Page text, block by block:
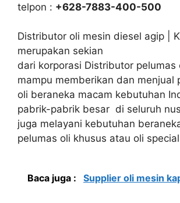
telpon : +628-7883-400-500
Distributor oli mesin diesel agip |
merupakan sekian
dari korporasi Distributor
mampu memberikan dan menjual
oli beraneka macam kebutuhan
pabrik-pabrik besar di seluruh
juga melayani kebutuhan
pelumas oli khusus atau oli
Baca juga : Supplier oli mesin